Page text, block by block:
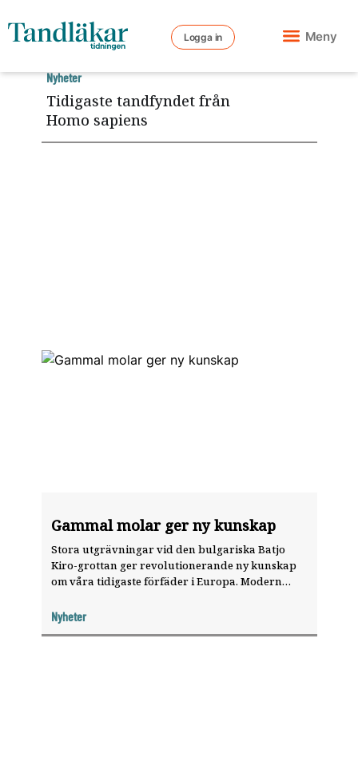
Logga in Meny
Gammal molar ger ny kunskap
Stora utgrävningar vid den bulgariska Batjo
Kiro-­grottan ger revolutionerande ny kunskap
om våra tidigaste förfäder i Europa. Modern
kom och vilka deras förfäder var. I centrum står
Nyheter
Tidigaste tandfyndet från
Homo sapiens
Nyheter